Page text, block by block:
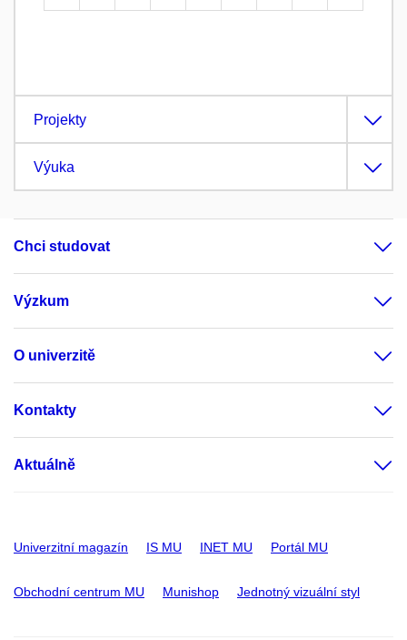
Projekty
Výuka
Chci studovat
Výzkum
O univerzitě
Kontakty
Aktuálně
Univerzitní magazín IS MU INET MU Portál MU
Obchodní centrum MU Munishop Jednotný vizuální styl